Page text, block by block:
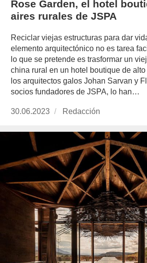
Rose Garden, el hotel
aires rurales de JSPA
Reciclar viejas estructuras para dar
elemento arquitectónico no es tarea
lo que se pretende es trasformar un
china rural en un hotel boutique de
los arquitectos galos Johan Sarvan y
socios fundadores de JSPA, lo han…
Publicado
30.06.2023 https://
Redacción